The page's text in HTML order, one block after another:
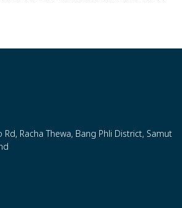
Racha Thewa, Bang Phli District, Samut